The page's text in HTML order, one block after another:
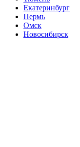
Екатеринбург
Пермь
Омск
Новосибирск